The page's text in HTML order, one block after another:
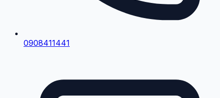
0908411441